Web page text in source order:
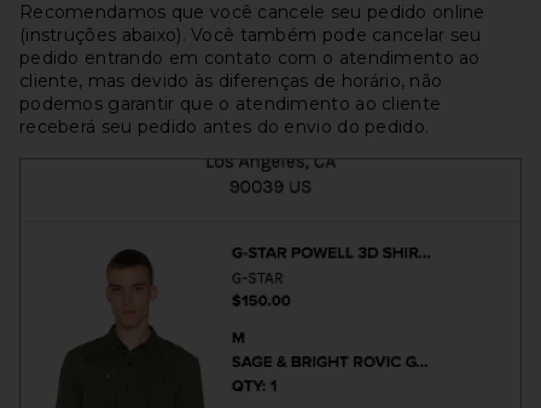
Recomendamos que você cancele seu pedido online
(instruções abaixo). Você também pode cancelar seu
pedido entrando em contato com o atendimento ao
cliente, mas devido às diferenças de horário, não
podemos garantir que o atendimento ao cliente
receberá seu pedido antes do envio do pedido.